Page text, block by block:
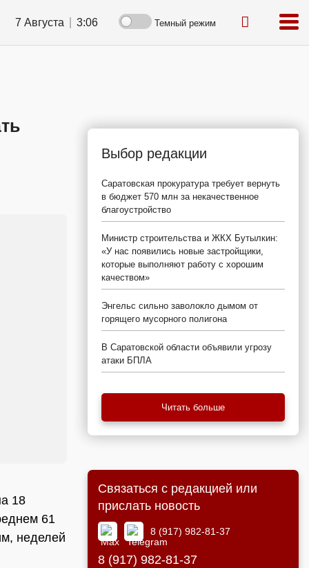
7 Августа 3:06 Темный режим
18
61
неделей
Выбор редакции
Саратовская прокуратура требует вернуть
в бюджет 570 млн за некачественное
благоустройство
Министр строительства и ЖКХ Бутылкин:
«У нас появились новые застройщики,
которые выполняют работу с хорошим
качеством»
Энгельс сильно заволокло дымом от
горящего мусорного полигона
В Саратовской области объявили угрозу
атаки БПЛА
Читать больше
Связаться с редакцией или
прислать новость
8 (917) 982-81-37
8 (917) 982-81-37